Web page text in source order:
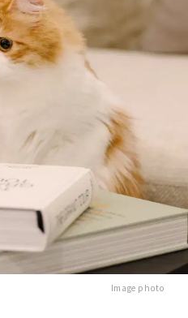
Image photo